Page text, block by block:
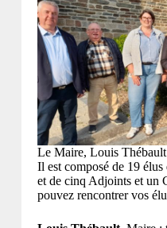
Le Maire, Louis
Il est composé de 19
et de cinq Adjoints et un
pouvez rencontrer vos